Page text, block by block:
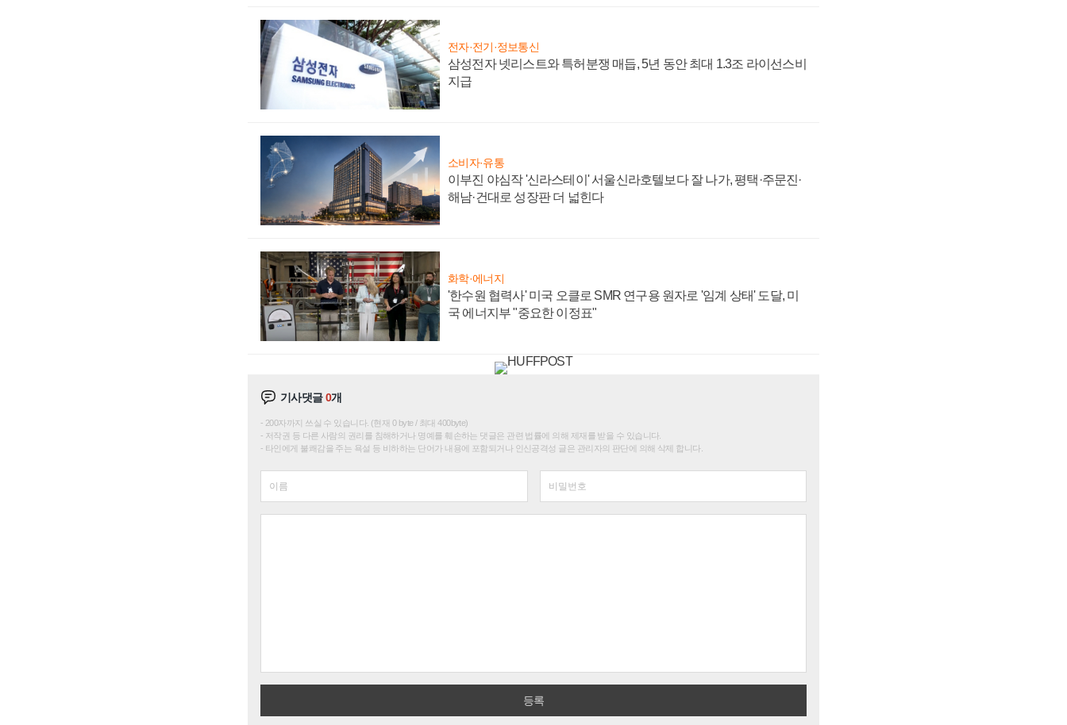
전자·전기·정보통신
삼성전자 넷리스트와 특허분쟁 매듭, 5년 동안 최대 1.3조 라이선스비
지급
소비자·유통
이부진 야심작 '신라스테이' 서울신라호텔보다 잘 나가, 평택·주문진·
해남·건대로 성장판 더 넓힌다
화학·에너지
'한수원 협력사' 미국 오클로 SMR 연구용 원자로 '임계 상태' 도달, 미
국 에너지부 "중요한 이정표"
기사댓글0개
200자까지 쓰실 수 있습니다. (현재 0 byte / 최대 400byte)
저작권 등 다른 사람의 권리를 침해하거나 명예를 훼손하는 댓글은 관련 법률에 의해 제재를 받을 수 있습니다.
타인에게 불쾌감을 주는 욕설 등 비하하는 단어가 내용에 포함되거나 인신공격성 글은 관리자의 판단에 의해 삭제 합니다.